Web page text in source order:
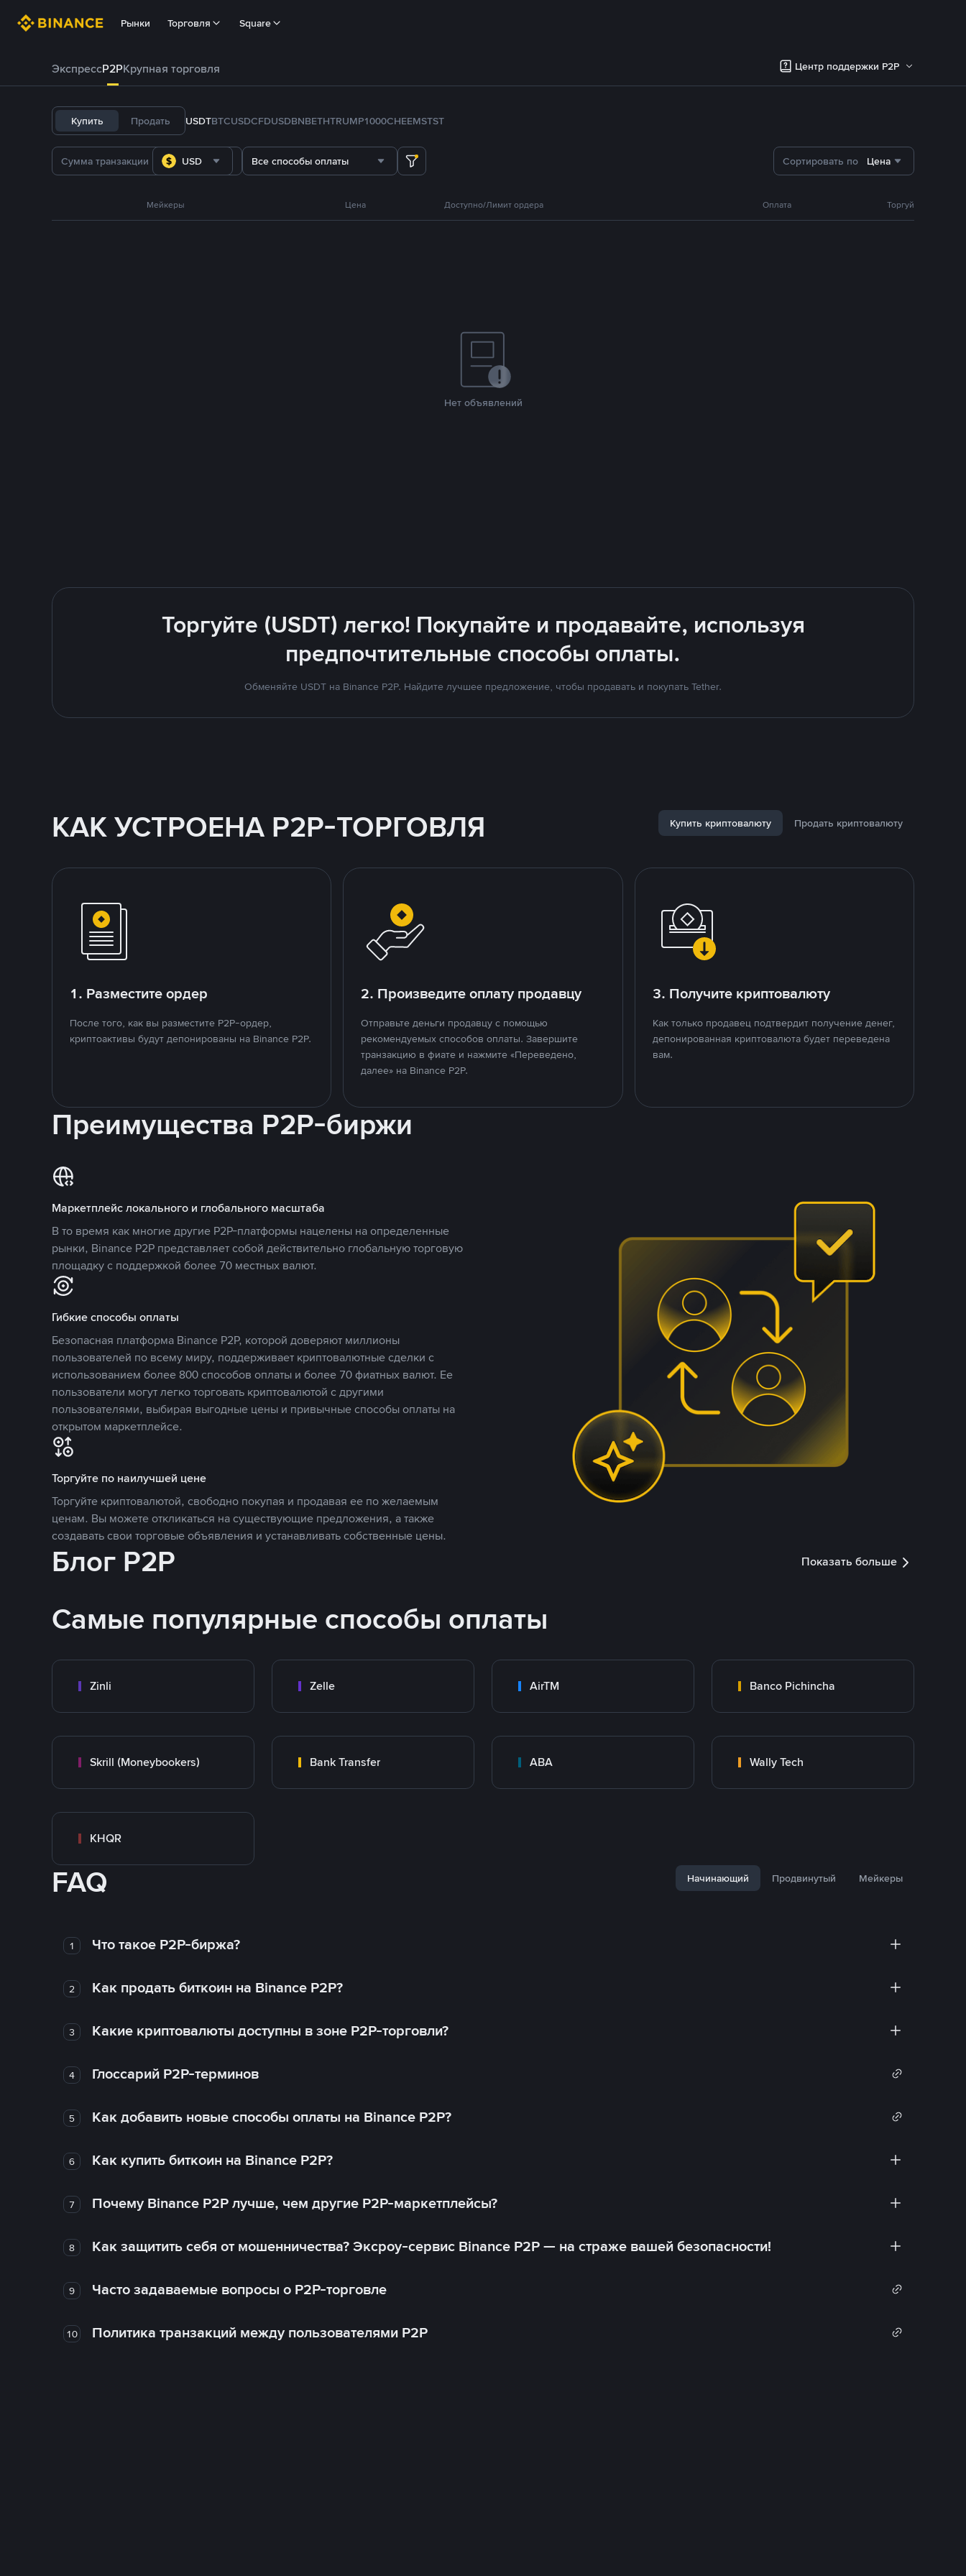
Рынки Торговля Square
ЭкспрессP2PКрупная торговля Центр поддержки P2P
Купить Продать USDTBTCUSDCFDUSDBNBETHTRUMP1000CHEEMSTST
USD Все способы оплаты Сортировать по Цена
Мейкеры Цена Доступно/Лимит ордера Оплата Торгуй
Нет объявлений
Торгуйте (USDT) легко! Покупайте и продавайте, используя
предпочтительные способы оплаты.
Обменяйте USDT на Binance P2P. Найдите лучшее предложение, чтобы продавать и покупать Tether.
КАК УСТРОЕНА P2P-ТОРГОВЛЯ Купить криптовалюту Продать криптовалюту
1. Разместите ордер
После того, как вы разместите P2P-ордер,
криптоактивы будут депонированы на Binance P2P.
2. Произведите оплату продавцу
Отправьте деньги продавцу с помощью
рекомендуемых способов оплаты. Завершите
транзакцию в фиате и нажмите «Переведено,
далее» на Binance P2P.
3. Получите криптовалюту
Как только продавец подтвердит получение денег,
депонированная криптовалюта будет переведена
вам.
Преимущества P2P-биржи
Маркетплейс локального и глобального масштаба
В то время как многие другие P2P-платформы нацелены на определенные
рынки, Binance P2P представляет собой действительно глобальную торговую
площадку с поддержкой более 70 местных валют.
Гибкие способы оплаты
Безопасная платформа Binance P2P, которой доверяют миллионы
пользователей по всему миру, поддерживает криптовалютные сделки с
использованием более 800 способов оплаты и более 70 фиатных валют. Ее
пользователи могут легко торговать криптовалютой с другими
пользователями, выбирая выгодные цены и привычные способы оплаты на
открытом маркетплейсе.
Торгуйте по наилучшей цене
Торгуйте криптовалютой, свободно покупая и продавая ее по желаемым
ценам. Вы можете откликаться на существующие предложения, а также
создавать свои торговые объявления и устанавливать собственные цены.
Блог P2P Показать больше
Самые популярные способы оплаты
Zinli Zelle AirTM Banco Pichincha
Skrill (Moneybookers) Bank Transfer ABA Wally Tech
KHQR
FAQ Начинающий Продвинутый Мейкеры
1 Что такое P2P-биржа?
2 Как продать биткоин на Binance P2P?
3 Какие криптовалюты доступны в зоне P2P-торговли?
4 Глоссарий P2P-терминов
5 Как добавить новые способы оплаты на Binance P2P?
6 Как купить биткоин на Binance P2P?
7 Почему Binance P2P лучше, чем другие P2P-маркетплейсы?
8 Как защитить себя от мошенничества? Эксроу-сервис Binance P2P — на страже вашей безопасности!
9 Часто задаваемые вопросы о P2P-торговле
10 Политика транзакций между пользователями P2P